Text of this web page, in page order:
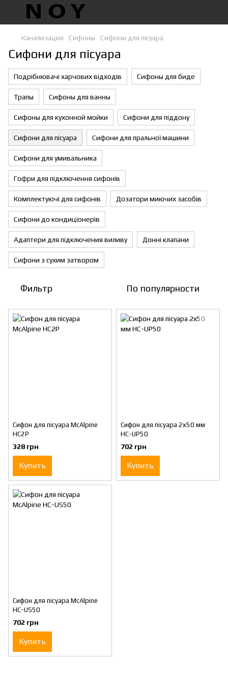
Канализация Сифоны Сифони для пісуара
Сифони для пісуара
Подрібнювачі харчових відходів Сифоны для биде
Трапы Сифоны для ванны
Сифоны для кухонной мойки Сифони для піддону
Сифони для пісуара Сифони для пральної машини
Сифони для умивальника
Гофри для підключення сифонів
Комплектуючі для сифонів Дозатори миючих засобів
Сифони до кондиціонерів
Адаптери для підключения виливу Донні клапани
Сифони з сухим затвором
Фильтр По популярности
Сифон для пісуара McAlpine
HC2P
328 грн
Купить
Сифон для пісуара 2х50 мм
HC-UP50
702 грн
Купить
Сифон для пісуара McAlpine
HC-US50
702 грн
Купить